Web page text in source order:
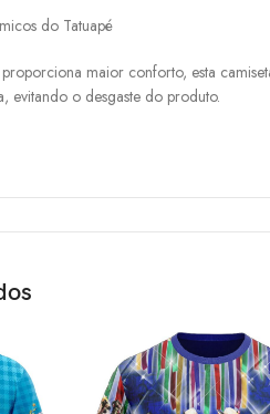
do Tatuapé
maior conforto, esta
evitando o desgaste do produto.